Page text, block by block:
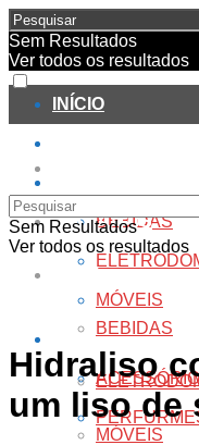
Sem Resultados
Ver todos os resultados
INÍCIO
BEBIDAS
MÓVEIS
CUIDADOS
PRODUTOS
CASA
BEBIDAS
MÓVEIS
Sem Resultados
Ver todos os resultados
Hidraliso
um liso de